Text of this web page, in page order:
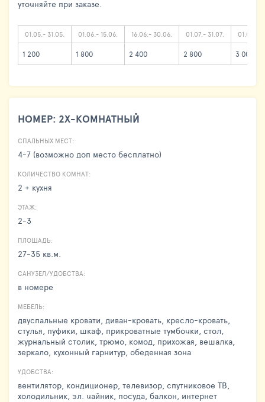
уточняйте при заказе.
01.05.- 31.05. 01.06.- 15.06. 16.06.- 30.06. 01.07.- 31.07. 01.08.-
1 200 1 800 2 400 2 800 3 000
НОМЕР: 2Х-КОМНАТНЫЙ
СПАЛЬНЫХ МЕСТ:
4-7 (возможно доп место бесплатно)
КОЛИЧЕСТВО КОМНАТ:
2 + кухня
ЭТАЖ:
2-3
ПЛОЩАДЬ:
27-35 кв.м.
САНУЗЕЛ/УДОБСТВА:
в номере
МЕБЕЛЬ:
двуспальные кровати, диван-кровать, кресло-кровать,
стулья, пуфики, шкаф, прикроватные тумбочки, стол,
журнальный столик, трюмо, комод, прихожая, вешалка,
зеркало, кухонный гарнитур, обеденная зона
УДОБСТВА:
вентилятор, кондиционер, телевизор, спутниковое ТВ,
холодильник, эл. чайник, посуда, балкон, интернет